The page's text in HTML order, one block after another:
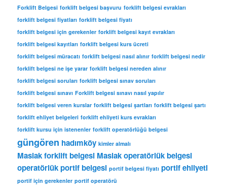
Forklift Belgesi forklift belgesi başvuru forklift belgesi evrakları
forklift belgesi fiyatları forklift belgesi fiyatı
forklift belgesi için gerekenler forklift belgesi kayıt evrakları
forklift belgesi kayıtları forklift belgesi kurs ücreti
forklift belgesi müracatı forklift belgesi nasıl alınır forklift belgesi nedir
forklift belgesi ne işe yarar forklift belgesi nereden alınır
forklift belgesi soruları forklift belgesi sınav soruları
forklift belgesi sınavı Forklift belgesi sınavı nasıl yapılır
forklift belgesi veren kurslar forklift belgesi şartları forklift belgesi şartı
forklift ehliyet belgeleri forklift ehliyeti kurs evrakları
forklift kursu için istenenler forklift operatörlüğü belgesi
güngören hadımköy kimler almalı
Maslak forklift belgesi Maslak operatörlük belgesi
operatörlükportif belgesi portif belgesi fiyatı portif ehliyeti
portif için gerekenler portif operatörü